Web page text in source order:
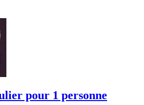
pour 1 personne